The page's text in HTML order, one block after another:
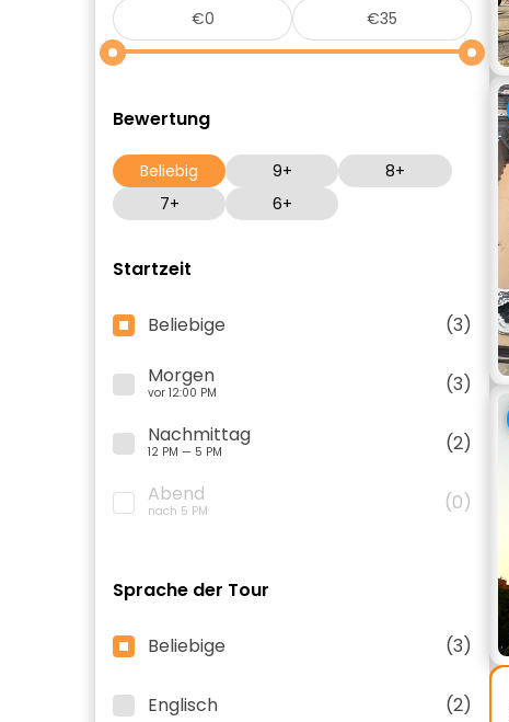
Bewertung
Beliebig 9+
8+
7+
6+
Startzeit
Beliebige
(3)
Morgen
vor 12:00 PM
(3)
Nachmittag
12 PM — 5 PM
(2)
Abend
nach 5 PM (0)
Sprache der Tour
Beliebige (3)
Englisch (2)